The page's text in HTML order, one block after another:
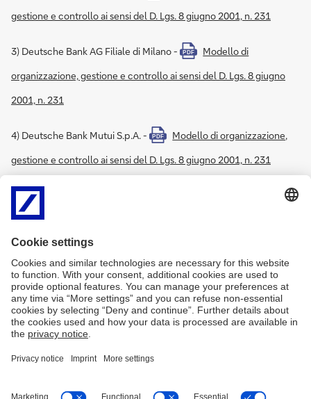
gestione e controllo ai sensi del D. Lgs. 8 giugno 2001, n. 231
3) Deutsche Bank AG Filiale di Milano - PDF
Modello di
organizzazione, gestione e controllo ai sensi del D. Lgs. 8 giugno
2001, n. 231
4) Deutsche Bank Mutui S.p.A. - PDF
Modello di organizzazione,
gestione e controllo ai sensi del D. Lgs. 8 giugno 2001, n. 231
5) DWS Intl GmbH Filiale di Milano -
organizzazione, gestione e controllo ai sensi del D. Lgs. 8 giugno
2001, n. 231